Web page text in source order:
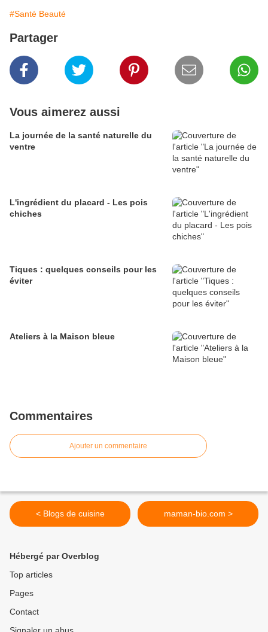
#Santé Beauté
Partager
Vous aimerez aussi
La journée de la santé naturelle du
ventre
L'ingrédient du placard - Les pois
chiches
Tiques : quelques conseils pour les
éviter
Ateliers à la Maison bleue
Commentaires
Ajouter un commentaire
< Blogs de cuisine maman-bio.com >
Hébergé par Overblog
Top articles
Pages
Contact